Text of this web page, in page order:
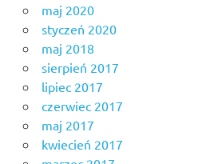
maj 2020
styczeń 2020
maj 2018
sierpień 2017
lipiec 2017
czerwiec 2017
maj 2017
kwiecień 2017